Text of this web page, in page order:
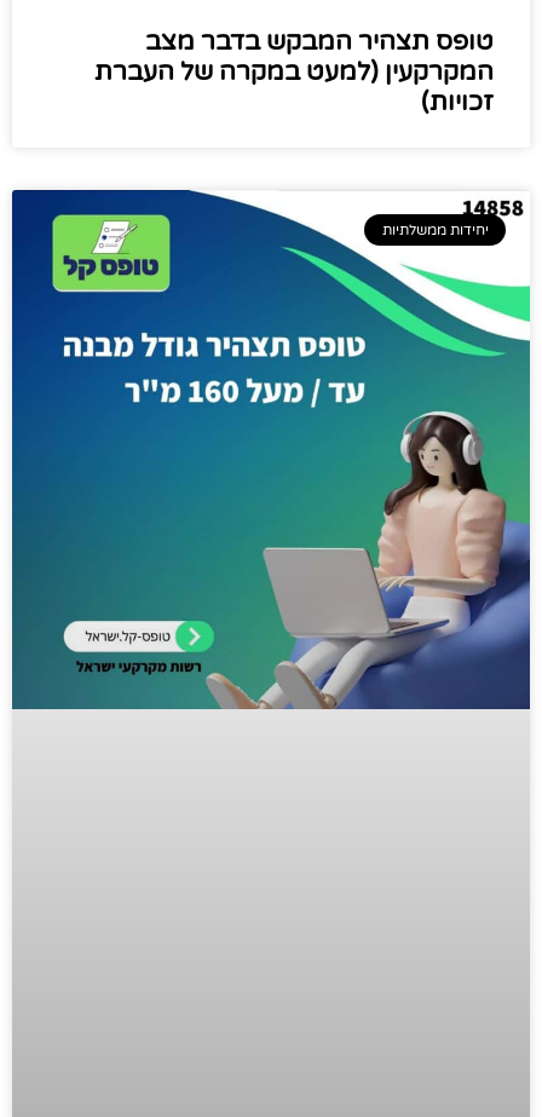
טופס תצהיר המבקש בדבר מצב
המקרקעין (למעט במקרה של העברת
זכויות)
יחידות ממשלתיות